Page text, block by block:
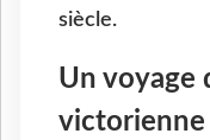
siècle.
Un voyage
victorienne